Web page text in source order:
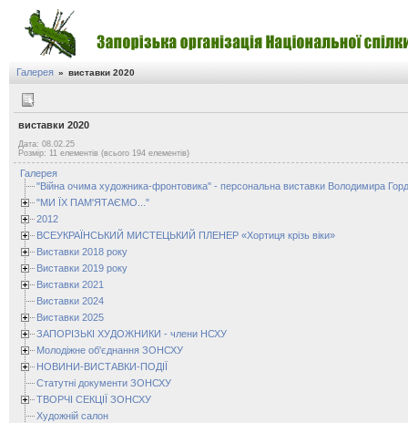
Галерея » виставки 2020
виставки 2020
Дата: 08.02.25
Розмір: 11 елементів (всього 194 елементів)
Галерея
"Війна очима художника-фронтовика" - персональна виставки Володимира
"МИ ЇХ ПАМ'ЯТАЄМО..."
2012
ВСЕУКРАЇНСЬКИЙ МИСТЕЦЬКИЙ ПЛЕНЕР «Хортиця крізь віки»
Виставки 2018 року
Виставки 2019 року
Виставки 2021
Виставки 2024
Виставки 2025
ЗАПОРІЗЬКІ ХУДОЖНИКИ - члени НСХУ
Молодіжне об'єднання ЗОНСХУ
НОВИНИ-ВИСТАВКИ-ПОДІЇ
Статутні документи ЗОНСХУ
ТВОРЧІ СЕКЦІЇ ЗОНСХУ
Художній салон